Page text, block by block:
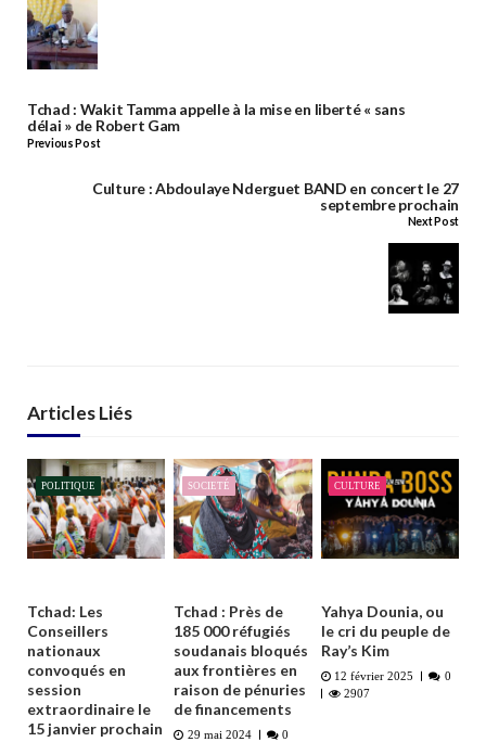
Tchad : Wakit Tamma appelle à la mise en liberté « sans
délai » de Robert Gam
Previous Post
Culture : Abdoulaye Nderguet BAND en concert le 27
septembre prochain
Next Post
Articles Liés
POLITIQUE
Tchad: Les
Conseillers
nationaux
convoqués en
session
extraordinaire le
15 janvier prochain
SOCIETÉ
Tchad : Près de
185 000 réfugiés
soudanais bloqués
aux frontières en
raison de pénuries
de financements
29 mai 2024
0
CULTURE
Yahya Dounia, ou
le cri du peuple de
Ray’s Kim
12 février 2025
0
2907